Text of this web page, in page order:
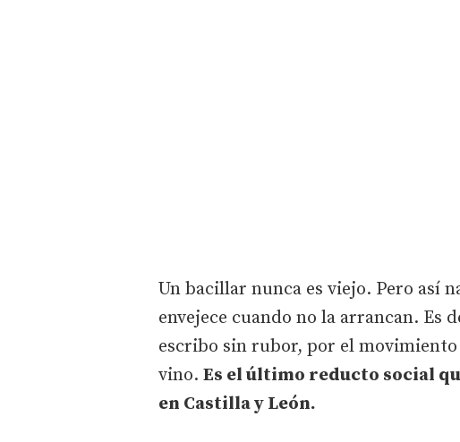
Un bacillar nunca es viejo. Pero así
envejece cuando no la arrancan. Es
escribo sin rubor, por el
vino. Es el último reducto social
en Castilla y León.